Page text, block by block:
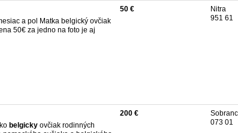
a pol Matka belgický ovčiak
50€ za jedno na foto je aj
50 €
Nitra
951 61
belgicky ovčiak rodinných
200 €
073 01